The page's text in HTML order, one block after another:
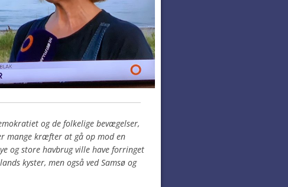
og de folkelige bevægelser,
mange kræfter at gå op mod en
og store havbrug ville have forringet
kyster, men også ved Samsø og